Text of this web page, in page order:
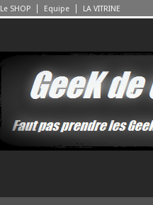
Le SHOP Equipe LA VITRINE